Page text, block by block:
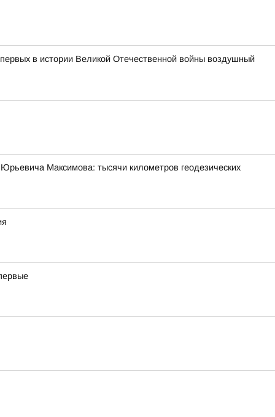
в истории Великой Отечественной войны воздушный
Максимова: тысячи километров геодезических